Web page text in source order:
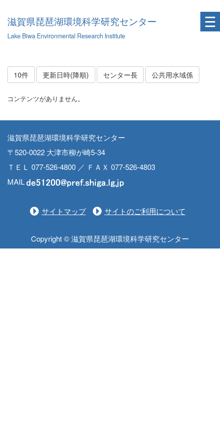
滋賀県琵琶湖環境科学研究センター
Lake Biwa Environmental Research Institute
10件 更新日時(降順) センター長 公共用水域係
コンテンツがありません。
滋賀県琵琶湖環境科学研究センター
〒520-0022 大津市柳が崎5-34
ＴＥＬ 077-526-4800 ／ ＦＡＸ 077-526-4803
MAIL
サイトマップ サイトのご利用について
Copyright © 滋賀県琵琶湖環境科学研究センター